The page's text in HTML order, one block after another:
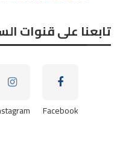
تابعنا على قنوات
Facebook